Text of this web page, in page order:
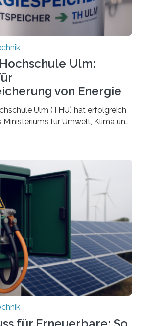
Ulm:
von Energie
Ulm (THU) hat erfolgreich
Ministeriums für Umwelt, Klima und
– Langzeitspeicherung in
Ziel des Projekts ist die
und Demonstration von
Energiespeicherung in
vernetzten Energiesystemen. Das
15. Oktober 2025, hat eine Laufzeit
ein Gesamtvolumen von rund 2,9
2,6 Millionen Euro durch das
Klima und…